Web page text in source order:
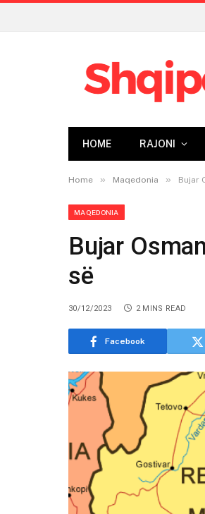
HOME RAJONI
Home » Maqedonia » Bujar
MAQEDONIA
Bujar
së
30/12/2023 2 MINS READ
Facebook